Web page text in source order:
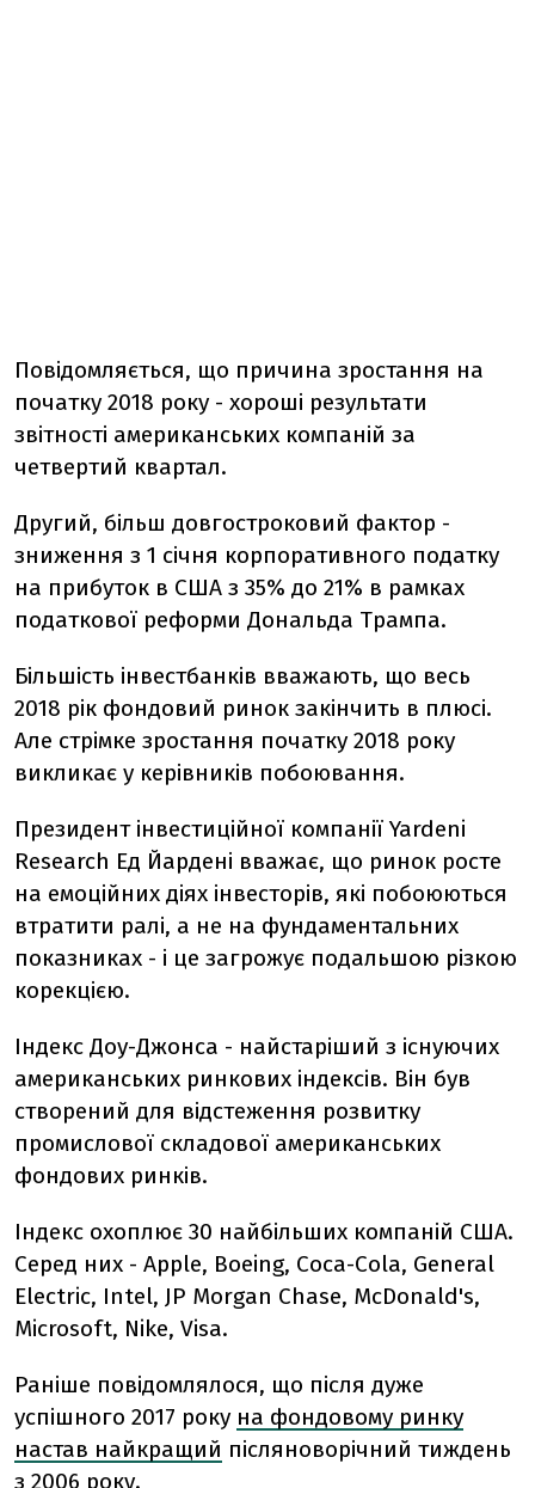
Повідомляється, що причина зростання на
початку 2018 року - хороші результати
звітності американських компаній за
четвертий квартал.
Другий, більш довгостроковий фактор -
зниження з 1 січня корпоративного податку
на прибуток в США з 35% до 21% в рамках
податкової реформи Дональда Трампа.
Більшість інвестбанків вважають, що весь
2018 рік фондовий ринок закінчить в плюсі.
Але стрімке зростання початку 2018 року
викликає у керівників побоювання.
Президент інвестиційної компанії Yardeni
Research Ед Йардені вважає, що ринок росте
на емоційних діях інвесторів, які побоюються
втратити ралі, а не на фундаментальних
показниках - і це загрожує подальшою різкою
корекцією.
Індекс Доу-Джонса - найстаріший з існуючих
американських ринкових індексів. Він був
створений для відстеження розвитку
промислової складової американських
фондових ринків.
Індекс охоплює 30 найбільших компаній США.
Серед них - Apple, Boeing, Coca-Cola, General
Electric, Intel, JP Morgan Chase, McDonald's,
Microsoft, Nike, Visa.
Раніше повідомлялося, що після дуже
успішного 2017 року на фондовому ринку
настав найкращий післяноворічний тиждень
з 2006 року.